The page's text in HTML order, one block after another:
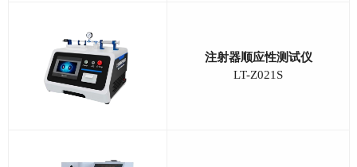
注射器顺应性测试仪
LT-Z021S